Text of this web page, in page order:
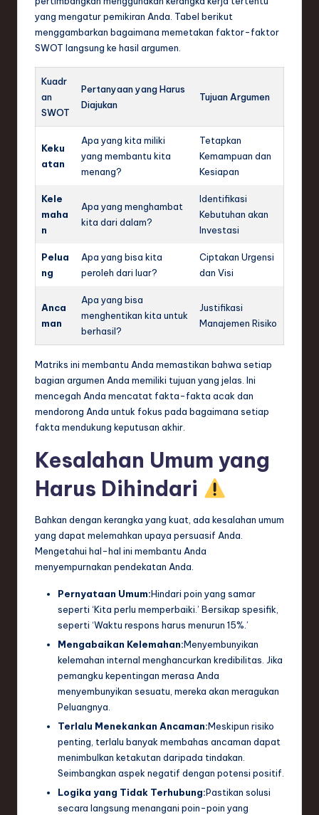
yang mengatur pemikiran Anda. Tabel berikut
menggambarkan bagaimana memetakan faktor-faktor
SWOT langsung ke hasil argumen.
Kuadr
an
SWOT
Pertanyaan yang Harus
Diajukan
Tujuan Argumen
Keku
atan
Apa yang kita miliki
yang membantu kita
menang?
Tetapkan
Kemampuan dan
Kesiapan
Kele
maha
n
Apa yang menghambat
kita dari dalam?
Identifikasi
Kebutuhan akan
Investasi
Pelua
ng
Apa yang bisa kita
peroleh dari luar?
Ciptakan Urgensi
dan Visi
Anca
man
Apa yang bisa
menghentikan kita untuk
berhasil?
Justifikasi
Manajemen Risiko
Matriks ini membantu Anda memastikan bahwa setiap
bagian argumen Anda memiliki tujuan yang jelas. Ini
mencegah Anda mencatat fakta-fakta acak dan
mendorong Anda untuk fokus pada bagaimana setiap
fakta mendukung keputusan akhir.
Kesalahan Umum yang
Harus Dihindari
Bahkan dengan kerangka yang kuat, ada kesalahan umum
yang dapat melemahkan upaya persuasif Anda.
Mengetahui hal-hal ini membantu Anda
menyempurnakan pendekatan Anda.
Pernyataan Umum:Hindari poin yang samar
seperti ‘Kita perlu memperbaiki.’ Bersikap spesifik,
seperti ‘Waktu respons harus menurun 15%.’
Mengabaikan Kelemahan:Menyembunyikan
kelemahan internal menghancurkan kredibilitas. Jika
pemangku kepentingan merasa Anda
menyembunyikan sesuatu, mereka akan meragukan
Peluangnya.
Terlalu Menekankan Ancaman:Meskipun risiko
penting, terlalu banyak membahas ancaman dapat
menimbulkan ketakutan daripada tindakan.
Seimbangkan aspek negatif dengan potensi positif.
Logika yang Tidak Terhubung:Pastikan solusi
secara langsung menangani poin-poin yang